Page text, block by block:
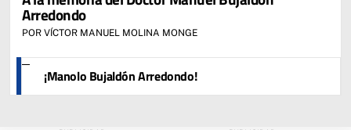
Arredondo
POR VÍCTOR MANUEL MOLINA MONGE
¡Manolo Bujaldón Arredondo!